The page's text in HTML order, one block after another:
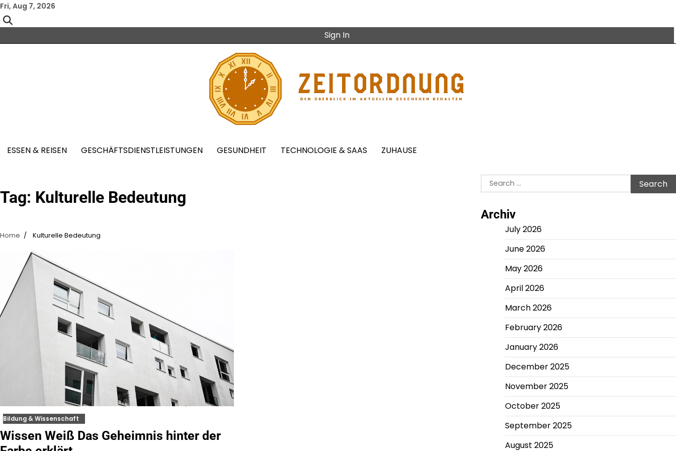
Skip
to
content
Fri, Aug 7, 2026
Sign In
ESSEN & REISEN GESCHÄFTSDIENSTLEISTUNGEN GESUNDHEIT TECHNOLOGIE & SAAS ZUHAUSE
Tag: Kulturelle Bedeutung
Home Kulturelle Bedeutung
Bildung & Wissenschaft
Wissen Weiß Das Geheimnis hinter der
Search
for:
Archiv
July 2026
June 2026
May 2026
April 2026
March 2026
February 2026
January 2026
December 2025
November 2025
October 2025
September 2025
August 2025